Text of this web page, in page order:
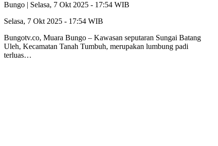
Bungo | Selasa, 7 Okt 2025 - 17:54 WIB
Selasa, 7 Okt 2025 - 17:54 WIB
Bungotv.co, Muara Bungo – Kawasan seputaran Sungai Batang
Uleh, Kecamatan Tanah Tumbuh, merupakan lumbung padi
terluas…